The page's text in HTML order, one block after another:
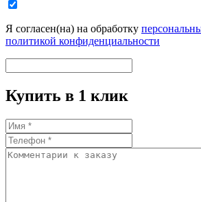
Я согласен(на) на обработку
политикой конфиденциальности
Купить в 1 клик